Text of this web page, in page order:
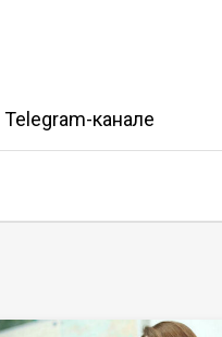
Telegram-канале